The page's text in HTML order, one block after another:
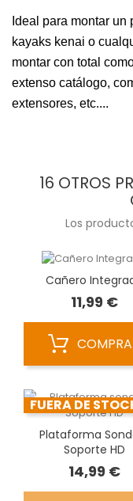
Ideal para montar
kayaks kenai o
montar con total
extenso catálogo,
extensores, etc....
16 OTROS
Los
Cañero
11,99 €
FUERA DE
Plataforma
Soporte HD
14,99 €